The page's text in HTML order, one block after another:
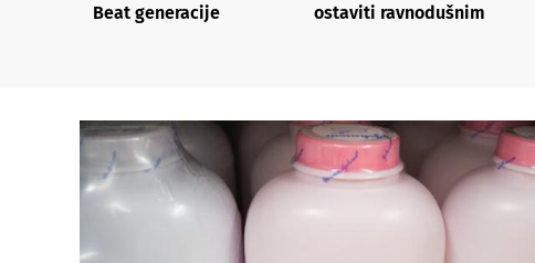
Beat generacije
ostaviti ravnodušnim